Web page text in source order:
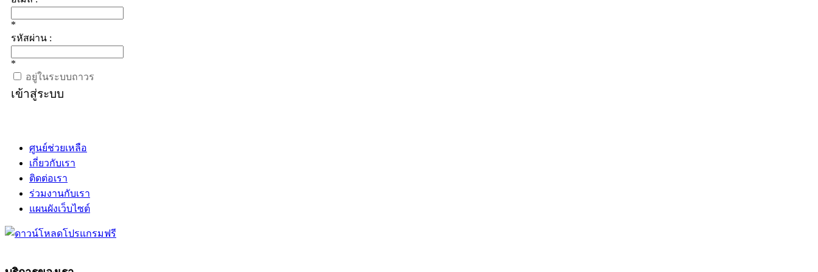
*
รหัสผ่าน :
*
อยู่ในระบบถาวร
เข้าสู่ระบบ
ศูนย์ช่วยเหลือ
เกี่ยวกับเรา
ติดต่อเรา
ร่วมงานกับเรา
แผนผังเว็บไซต์